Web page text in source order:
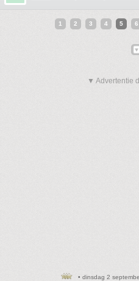
1 2 3 4 5 6
▼ Advertentie
• dinsdag 2